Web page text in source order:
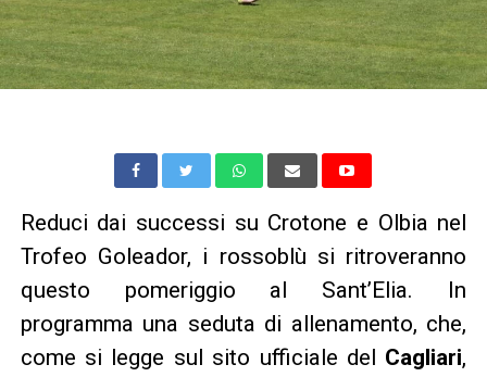
Reduci dai successi su Crotone e Olbia nel
Trofeo Goleador, i rossoblù si ritroveranno
questo pomeriggio al Sant’Elia. In
programma una seduta di allenamento, che,
come si legge sul sito ufficiale del Cagliari,